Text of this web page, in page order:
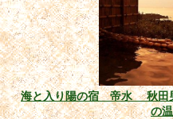
海と入り陽の宿 帝水 秋田
の